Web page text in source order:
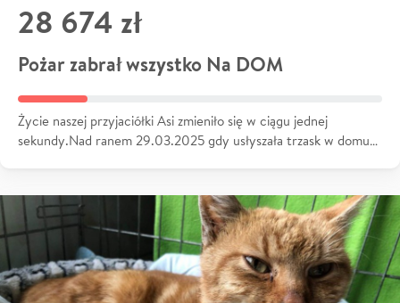
28 674 zł
Pożar zabrał wszystko Na DOM
Życie naszej przyjaciółki Asi zmieniło się w ciągu jednej
sekundy.Nad ranem 29.03.2025 gdy usłyszała trzask w domu…